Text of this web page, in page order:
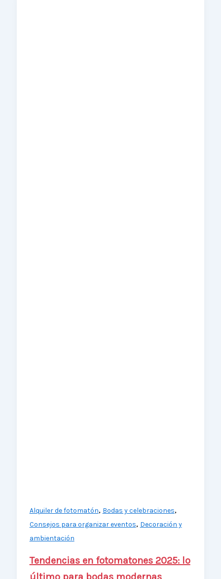
Alquiler de fotomatón, Bodas y celebraciones,
Consejos para organizar eventos, Decoración y
ambientación
Tendencias en fotomatones 2025: lo